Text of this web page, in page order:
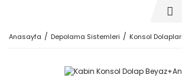
Anasayfa Depolama Sistemleri Konsol Dolaplar